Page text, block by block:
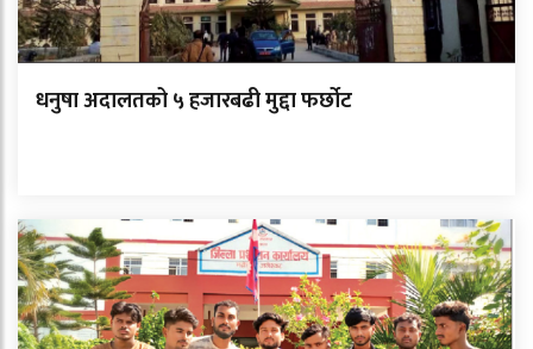
धनुषा अदालतको ५ हजारबढी मुद्दा फर्छोट